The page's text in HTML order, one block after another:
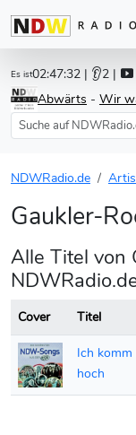
Es ist02:47:32 | 👂2 |
Abwärts - Wir
NDWRadio.de
Gaukler-
Alle Titel von
Cover Titel
Ich
hoch